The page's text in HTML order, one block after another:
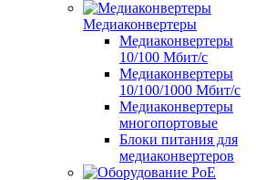
Медиаконвертеры
Медиаконвертеры
10/100 Мбит/с
Медиаконвертеры
10/100/1000 Мбит/c
Медиаконвертеры
многопортовые
Блоки питания для
медиаконвертеров